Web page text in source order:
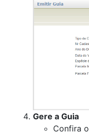
Gere a Guia
Confira